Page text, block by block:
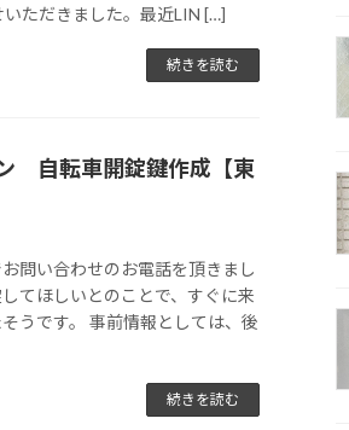
ただきました。最近LIN […]
続きを読む
自転車開錠鍵作成【東
問い合わせのお電話を頂きまし
てほしいとのことで、すぐに来
うです。 事前情報としては、後
続きを読む